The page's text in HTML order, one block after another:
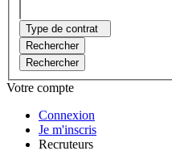
Type de contrat
Rechercher
Rechercher
Votre compte
Connexion
Je m'inscris
Recruteurs